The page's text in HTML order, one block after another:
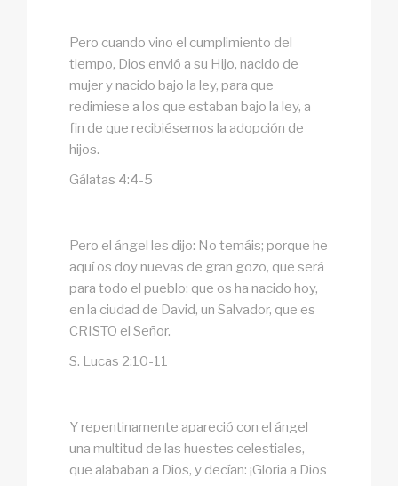
Pero cuando vino el cumplimiento del
tiempo, Dios envió a su Hijo, nacido de
mujer y nacido bajo la ley, para que
redimiese a los que estaban bajo la ley, a
fin de que recibiésemos la adopción de
hijos.
Gálatas 4:4-5
Pero el ángel les dijo: No temáis; porque he
aquí os doy nuevas de gran gozo, que será
para todo el pueblo: que os ha nacido hoy,
en la ciudad de David, un Salvador, que es
CRISTO el Señor.
S. Lucas 2:10-11
Y repentinamente apareció con el ángel
una multitud de las huestes celestiales,
que alababan a Dios, y decían: ¡Gloria a Dios